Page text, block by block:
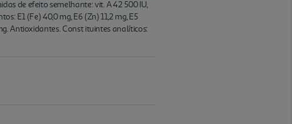
de efeito semelhante: vit. A 42 500 IU,
E1 (Fe) 40,0 mg, E6 (Zn) 11,2 mg, E5
Antioxidantes. Const ituintes analíticos: